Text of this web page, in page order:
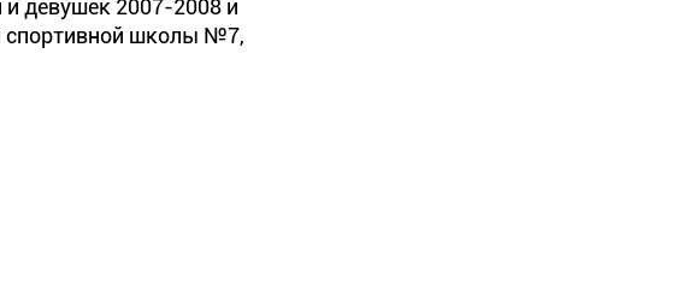
девушек 2007-2008 и
спортивной школы №7,